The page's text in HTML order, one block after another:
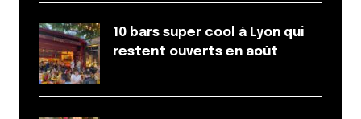
10 bars super cool à Lyon qui
restent ouverts en août